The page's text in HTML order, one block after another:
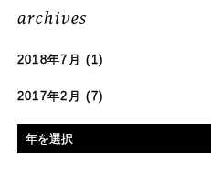
archives
2018年7月 (1)
2017年2月 (7)